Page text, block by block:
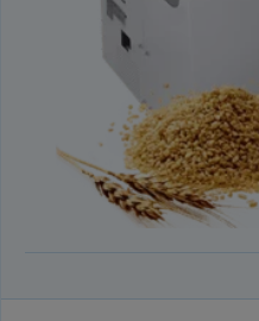
TAUPUNKT
SCHÜTTDICHTE
GEWICHT / MASSE